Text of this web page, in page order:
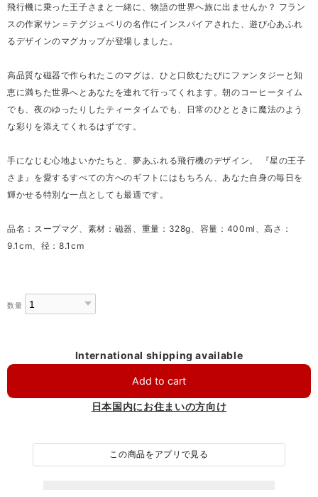
飛行機に乗った王子さまと一緒に、物語の世界へ旅に出ませんか？ フラン
スの作家サン＝テグジュペリの名作にインスパイアされた、遊び心あふれ
るデザインのマグカップが登場しました。
高品質な磁器で作られたこのマグは、ひと口飲むたびにファンタジーと知
恵に満ちた世界へとあなたを連れて行ってくれます。朝のコーヒータイム
でも、夜のゆったりしたティータイムでも、日常のひとときに魔法のよう
な彩りを添えてくれるはずです。
手になじむ心地よいかたちと、夢あふれる飛行機のデザイン。 『星の王子
さま』を愛するすべての方へのギフトにはもちろん、あなた自身の毎日を
輝かせる特別な一点としても最適です。
品名：スープマグ、素材：磁器、重量：328g、容量：400ml、高さ：
9.1cm、径：8.1cm
数量
International shipping available
Add to cart
日本国内にお住まいの方向け
この商品をアプリで見る